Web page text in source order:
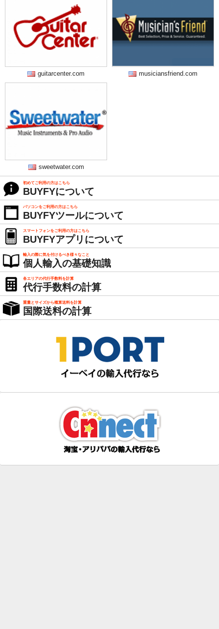
guitarcenter.com musiciansfriend.com
sweetwater.com
初めてご利用の方はこちら
BUYFYについて
パソコンをご利用の方はこちら
BUYFYツールについて
スマートフォンをご利用の方はこちら
BUYFYアプリについて
輸入の際に気を付けるべき様々なこと
個人輸入の基礎知識
各エリアの代行手数料を計算
代行手数料の計算
重量とサイズから概算送料を計算
国際送料の計算